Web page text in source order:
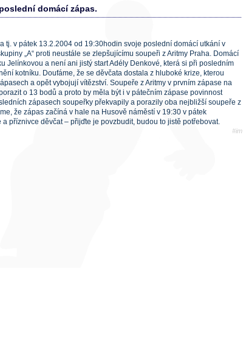
domácí zápas.
tj. v pátek 13.2.2004 od 19:30hodin svoje poslední domácí utkání v
„A“ proti neustále se zlepšujícímu soupeři z Aritmy Praha. Domácí
Jelínkovou a není ani jistý start Adély Denkové, která si při posledním
kotníku. Doufáme, že se děvčata dostala z hluboké krize, kterou
a opět vybojují vítězství. Soupeře z Aritmy v prvním zápase na
o 13 bodů a proto by měla být i v pátečním zápase povinnost
zápasech soupeřky překvapily a porazily oba nejbližší soupeře z
že zápas začíná v hale na Husově náměstí v 19:30 v pátek
příznivce děvčat – přijďte je povzbudit, budou to jistě potřebovat.
#im